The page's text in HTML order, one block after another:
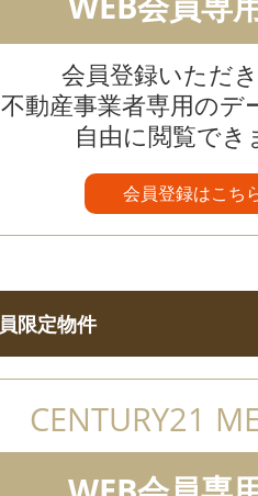
会員登録いただ
不動産事業者専用のデ
自由に閲覧でき
会員登録はこち
限定物件
CENTURY21